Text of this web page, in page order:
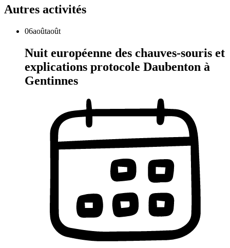
Autres activités
06aoûtaoût
Nuit européenne des chauves-souris et
explications protocole Daubenton à
Gentinnes